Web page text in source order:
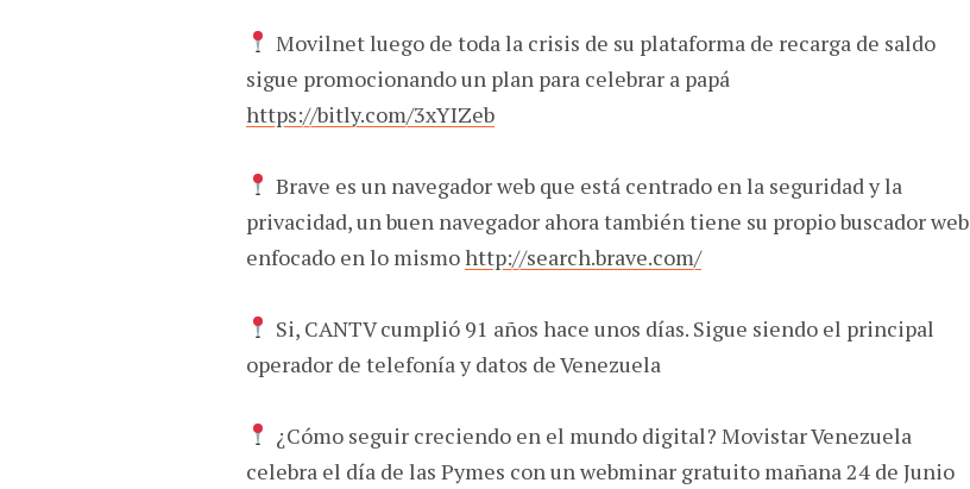
Movilnet luego de toda la crisis de su plataforma de recarga de saldo
sigue promocionando un plan para celebrar a papá
https://bitly.com/3xYIZeb
Brave es un navegador web que está centrado en la seguridad y la
privacidad, un buen navegador ahora también tiene su propio buscador web
enfocado en lo mismohttp://search.brave.com/
Si, CANTV cumplió 91 años hace unos días. Sigue siendo el principal
operador de telefonía y datos de Venezuela
¿Cómo seguir creciendo en el mundo digital? Movistar Venezuela
celebra el día de las Pymes con un webminar gratuito mañana 24 de Junio